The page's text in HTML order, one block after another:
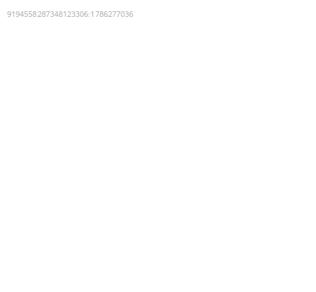
9194558287348123306:1786277036